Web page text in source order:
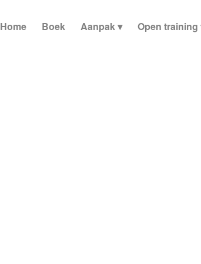
Home Boek Aanpak Open training